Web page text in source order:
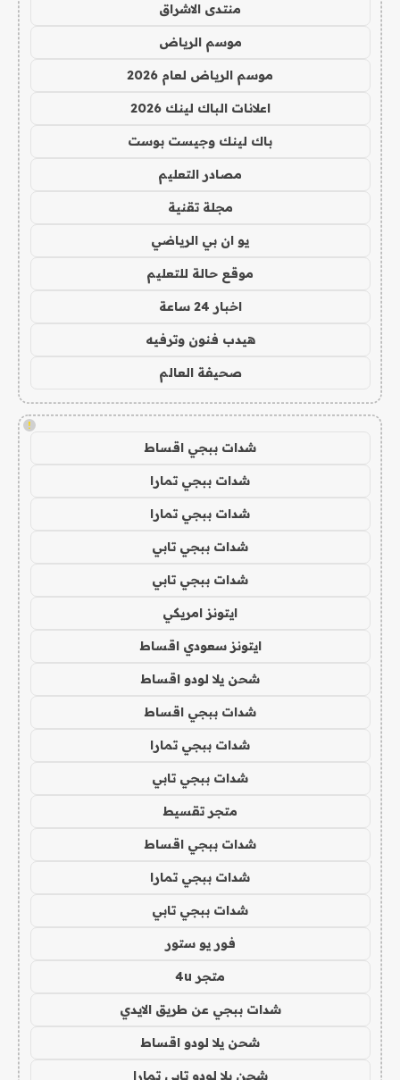
منتدى الاشراق
موسم الرياض
موسم الرياض لعام 2026
اعلانات الباك لينك 2026
باك لينك وجيست بوست
مصادر التعليم
مجلة تقنية
يو ان بي الرياضي
موقع حالة للتعليم
اخبار 24 ساعة
هيدب فنون وترفيه
صحيفة العالم
!
شدات ببجي اقساط
شدات ببجي تمارا
شدات ببجي تمارا
شدات ببجي تابي
شدات ببجي تابي
ايتونز امريكي
ايتونز سعودي اقساط
شحن يلا لودو اقساط
شدات ببجي اقساط
شدات ببجي تمارا
شدات ببجي تابي
متجر تقسيط
شدات ببجي اقساط
شدات ببجي تمارا
شدات ببجي تابي
فور يو ستور
متجر 4u
شدات ببجي عن طريق الايدي
شحن يلا لودو اقساط
شحن يلا لودو تابي تمارا